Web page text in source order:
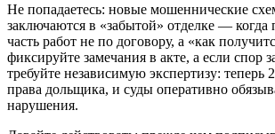
Не попадаетесь: новые мошеннические
заключаются в «забытой» отделке — когда
часть работ не по договору, а «как
фиксируйте замечания в акте, а если спор
требуйте независимую экспертизу:
права дольщика, и суды оперативно
нарушения.